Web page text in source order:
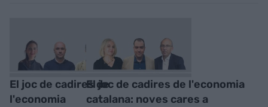
El joc de cadires de
l'economia
El joc de cadires de l'economia
catalana: noves cares a